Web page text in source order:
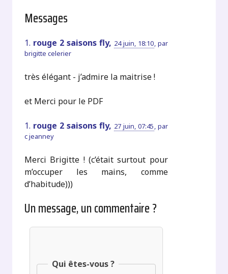
Messages
1. rouge 2 saisons fly, 24 juin, 18:10 par
brigitte celerier
très élégant - j’admire la maitrise !
et Merci pour le PDF
1. rouge 2 saisons fly, 27 juin, 07:45 par
c jeanney
Merci Brigitte ! (c’était surtout pour
m’occuper les mains, comme
d’habitude)))
Un message, un commentaire ?
Qui êtes-vous ?